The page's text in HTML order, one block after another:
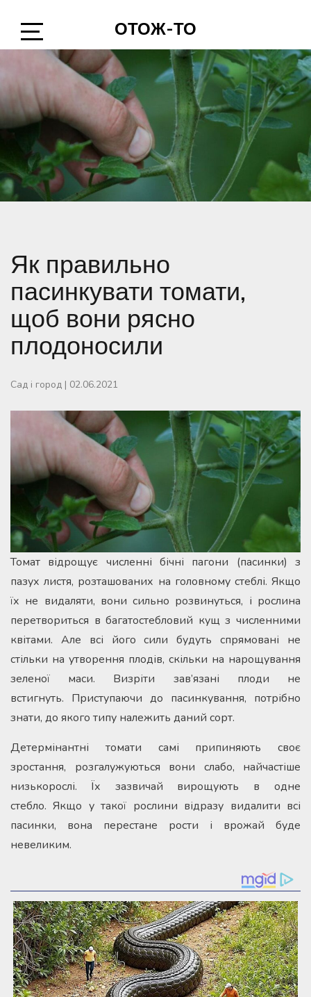
content
Open
Sidebar
ОТОЖ-ТО
Як правильно
пасинкувати томати,
щоб вони рясно
плодоносили
Сад і город | 02.06.2021
Томат відрощує численні бічні пагони (пасинки) з
пазух листя, розташованих на головному стеблі. Якщо
їх не видаляти, вони сильно розвинуться, і рослина
перетвориться в багатостебловий кущ з численними
квітами. Але всі його сили будуть спрямовані не
стільки на утворення плодів, скільки на нарощування
зеленої маси. Визріти зав’язані плоди не
встигнуть. Приступаючи до пасинкування, потрібно
знати, до якого типу належить даний сорт.
Детермінантні томати самі припиняють своє
зростання, розгалужуються вони слабо, найчастіше
низькорослі. Їх зазвичай вирощують в одне
стебло. Якщо у такої рослини відразу видалити всі
пасинки, вона перестане рости і врожай буде
невеликим.